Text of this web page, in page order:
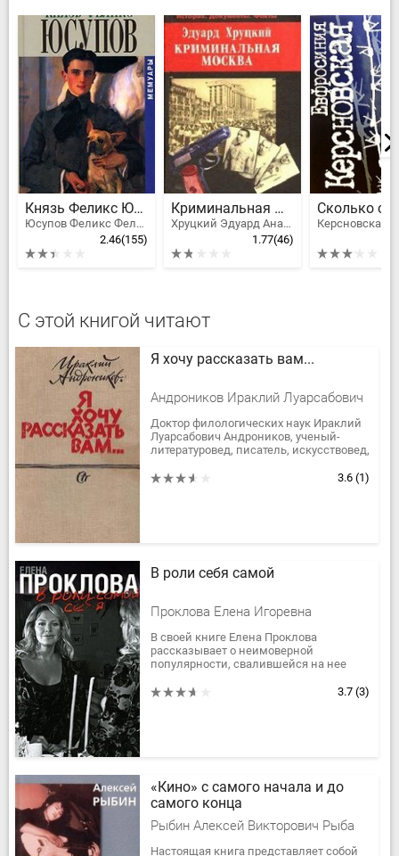
Князь Феликс Юсупов. Мемуары
Юсупов Феликс Феликсович, Князь Феликс Юсупов
2.46(155)
Криминальная Москва
Хруцкий Эдуард Анатольевич
1.77(46)
С этой книгой читают
Я хочу рассказать вам...
Андроников Ираклий Луарсабович
Доктор филологических наук Ираклий
Луарсабович Андроников, ученый-
литературовед, писатель, искусствовед,
великолепный мастер устного...
3.6 (1)
В роли себя самой
Проклова Елена Игоревна
В своей книге Елена Проклова
рассказывает о неимоверной
популярности, свалившейся на нее
«Звонят, откройте дверь!», о том, как...
3.7 (3)
«Кино» с самого начала и до
самого конца
Рыбин Алексей Викторович Рыба
Настоящая книга представляет собой